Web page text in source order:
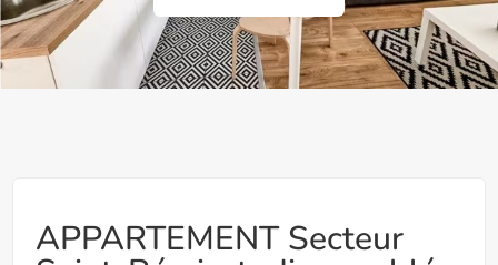
APPARTEMENT Secteur